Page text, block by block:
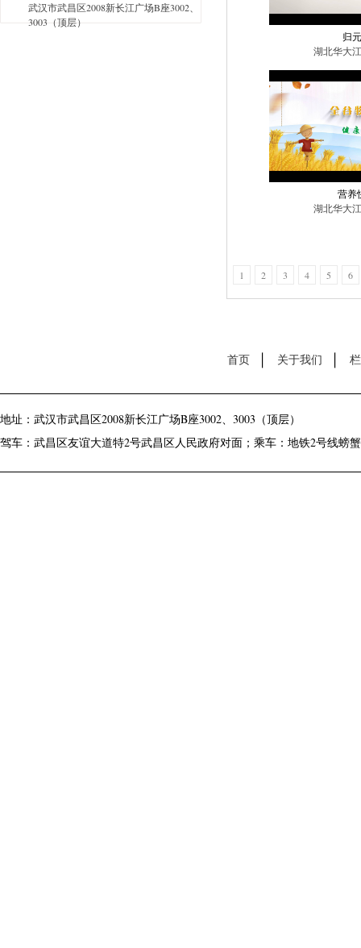
武汉市武昌区2008新长江广场B座3002、
3003（顶层）
归
湖北华大
营养
湖北华大
1 2 3 4 5 6
首页 关于我们
地址：武汉市武昌区2008新长江广场B座3002、3003（顶层）
驾车：武昌区友谊大道特2号武昌区人民政府对面；乘车：地铁2号线螃